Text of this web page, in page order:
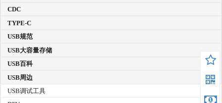
CDC
TYPE-C
USB规范
USB大容量存储
USB百科
USB周边
USB调试工具